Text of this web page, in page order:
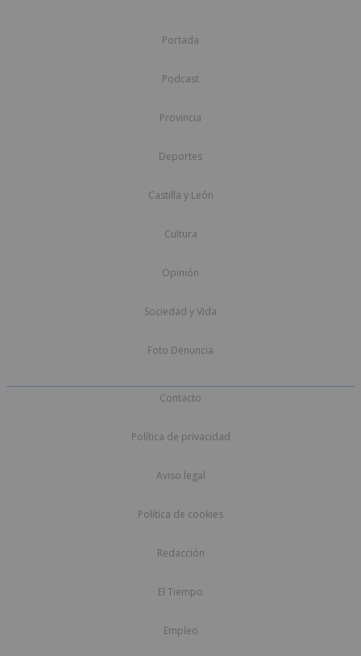
Portada
Podcast
Provincia
Deportes
Castilla y León
Cultura
Opinión
Sociedad y Vida
Foto Denuncia
Contacto
Política de privacidad
Aviso legal
Política de cookies
Redacción
El Tiempo
Empleo